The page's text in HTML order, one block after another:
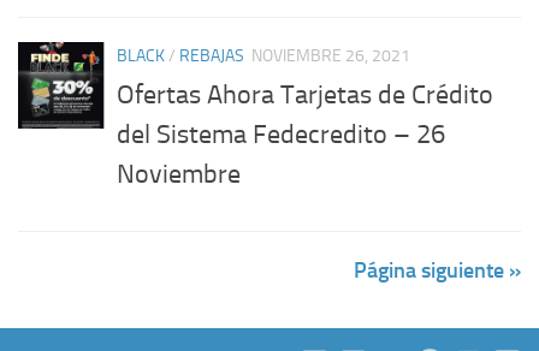
BLACK/ REBAJAS NOVIEMBRE 26, 2021
Ofertas Ahora Tarjetas de Crédito
del Sistema Fedecredito – 26
Noviembre
Página siguiente »